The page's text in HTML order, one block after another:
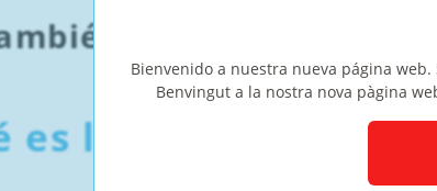
es la CIRBE y para
Bienvenido a nuestra nueva página
Benvingut a la nostra nova pàgina